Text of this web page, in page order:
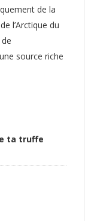
de la
l’Arctique du
source riche
ta truffe